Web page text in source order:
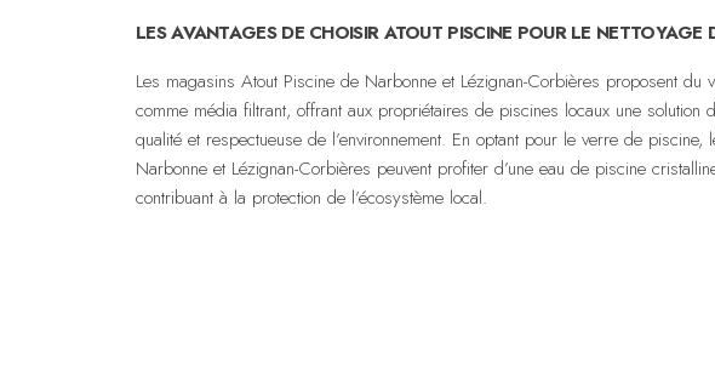
LES AVANTAGES DE CHOISIR ATOUT PISCINE POUR LE
Les magasins Atout Piscine de Narbonne et Lézignan-Corbières proposent du
comme média filtrant, offrant aux propriétaires de piscines locaux une solution
qualité et respectueuse de l’environnement. En optant pour le verre de piscine,
Narbonne et Lézignan-Corbières peuvent profiter d’une eau de piscine
contribuant à la protection de l’écosystème local.